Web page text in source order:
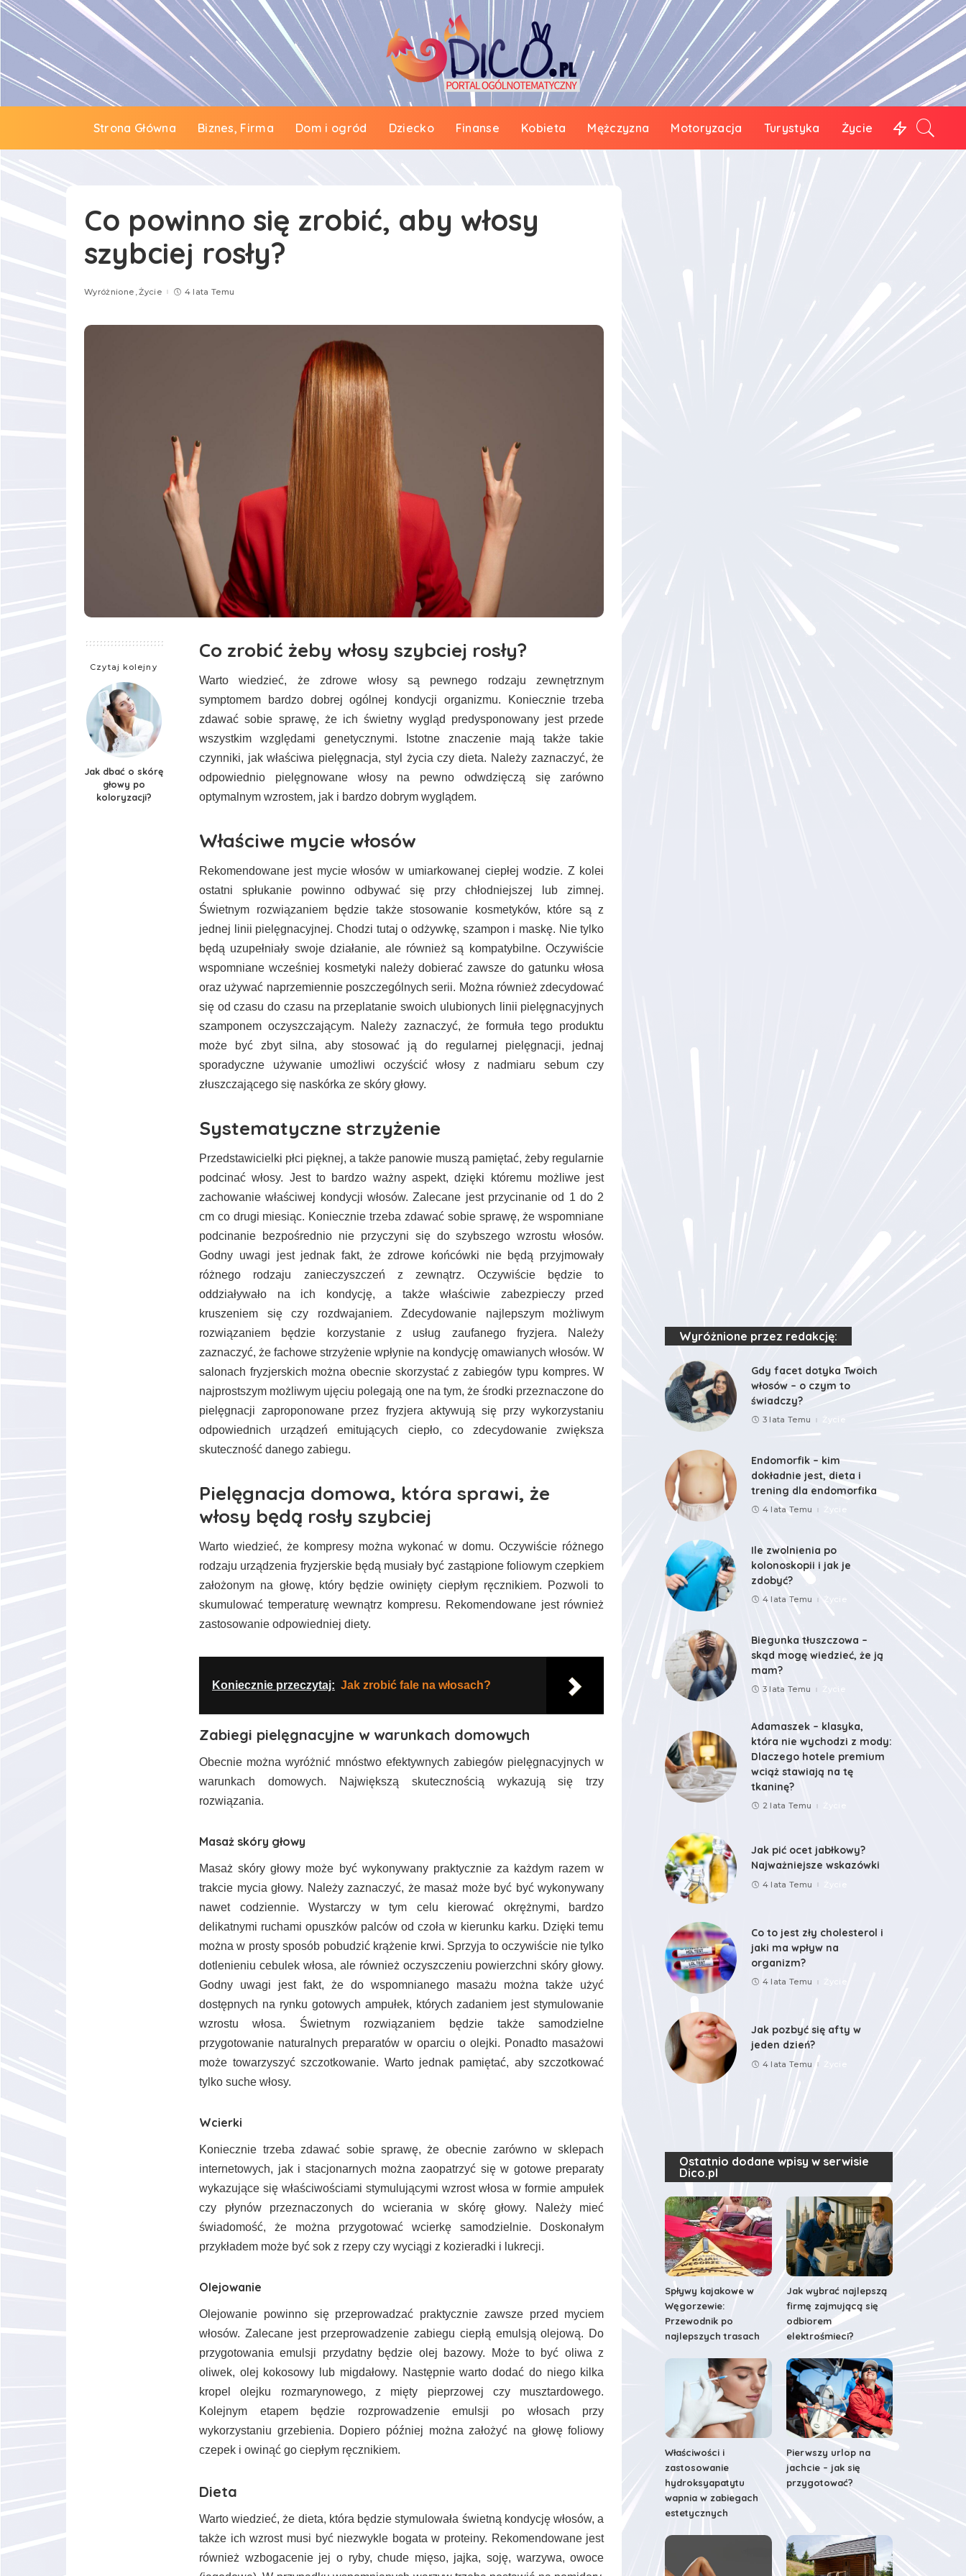
Strona Główna Biznes, Firma Dom i ogród Dziecko Finanse Kobieta Mężczyzna Motoryzacja Turystyka Życie
Co powinno się zrobić, aby włosy
szybciej rosły?
Wyróżnione Życie 4 lata Temu
Czytaj kolejny
Jak dbać o skórę
głowy po
koloryzacji?
Co zrobić żeby włosy szybciej rosły?
Warto wiedzieć, że zdrowe włosy są pewnego rodzaju zewnętrznym
symptomem bardzo dobrej ogólnej kondycji organizmu. Koniecznie trzeba
zdawać sobie sprawę, że ich świetny wygląd predysponowany jest przede
wszystkim względami genetycznymi. Istotne znaczenie mają także takie
czynniki, jak właściwa pielęgnacja, styl życia czy dieta. Należy zaznaczyć, że
odpowiednio pielęgnowane włosy na pewno odwdzięczą się zarówno
optymalnym wzrostem, jak i bardzo dobrym wyglądem.
Właściwe mycie włosów
Rekomendowane jest mycie włosów w umiarkowanej ciepłej wodzie. Z kolei
ostatni spłukanie powinno odbywać się przy chłodniejszej lub zimnej.
Świetnym rozwiązaniem będzie także stosowanie kosmetyków, które są z
jednej linii pielęgnacyjnej. Chodzi tutaj o odżywkę, szampon i maskę. Nie tylko
będą uzupełniały swoje działanie, ale również są kompatybilne. Oczywiście
wspomniane wcześniej kosmetyki należy dobierać zawsze do gatunku włosa
oraz używać naprzemiennie poszczególnych serii. Można również zdecydować
się od czasu do czasu na przeplatanie swoich ulubionych linii pielęgnacyjnych
szamponem oczyszczającym. Należy zaznaczyć, że formuła tego produktu
może być zbyt silna, aby stosować ją do regularnej pielęgnacji, jednaj
sporadyczne używanie umożliwi oczyścić włosy z nadmiaru sebum czy
złuszczającego się naskórka ze skóry głowy.
Systematyczne strzyżenie
Przedstawicielki płci pięknej, a także panowie muszą pamiętać, żeby regularnie
podcinać włosy. Jest to bardzo ważny aspekt, dzięki któremu możliwe jest
zachowanie właściwej kondycji włosów. Zalecane jest przycinanie od 1 do 2
cm co drugi miesiąc. Koniecznie trzeba zdawać sobie sprawę, że wspomniane
podcinanie bezpośrednio nie przyczyni się do szybszego wzrostu włosów.
Godny uwagi jest jednak fakt, że zdrowe końcówki nie będą przyjmowały
różnego rodzaju zanieczyszczeń z zewnątrz. Oczywiście będzie to
oddziaływało na ich kondycję, a także właściwie zabezpieczy przed
kruszeniem się czy rozdwajaniem. Zdecydowanie najlepszym możliwym
rozwiązaniem będzie korzystanie z usług zaufanego fryzjera. Należy
zaznaczyć, że fachowe strzyżenie wpłynie na kondycję omawianych włosów. W
salonach fryzjerskich można obecnie skorzystać z zabiegów typu kompres. W
najprostszym możliwym ujęciu polegają one na tym, że środki przeznaczone do
pielęgnacji zaproponowane przez fryzjera aktywują się przy wykorzystaniu
odpowiednich urządzeń emitujących ciepło, co zdecydowanie zwiększa
skuteczność danego zabiegu.
Pielęgnacja domowa, która sprawi, że
włosy będą rosły szybciej
Warto wiedzieć, że kompresy można wykonać w domu. Oczywiście różnego
rodzaju urządzenia fryzjerskie będą musiały być zastąpione foliowym czepkiem
założonym na głowę, który będzie owinięty ciepłym ręcznikiem. Pozwoli to
skumulować temperaturę wewnątrz kompresu. Rekomendowane jest również
zastosowanie odpowiedniej diety.
Koniecznie przeczytaj: Jak zrobić fale na włosach?
Zabiegi pielęgnacyjne w warunkach domowych
Obecnie można wyróżnić mnóstwo efektywnych zabiegów pielęgnacyjnych w
warunkach domowych. Największą skutecznością wykazują się trzy
rozwiązania.
Masaż skóry głowy
Masaż skóry głowy może być wykonywany praktycznie za każdym razem w
trakcie mycia głowy. Należy zaznaczyć, że masaż może być być wykonywany
nawet codziennie. Wystarczy w tym celu kierować okrężnymi, bardzo
delikatnymi ruchami opuszków palców od czoła w kierunku karku. Dzięki temu
można w prosty sposób pobudzić krążenie krwi. Sprzyja to oczywiście nie tylko
dotlenieniu cebulek włosa, ale również oczyszczeniu powierzchni skóry głowy.
Godny uwagi jest fakt, że do wspomnianego masażu można także użyć
dostępnych na rynku gotowych ampułek, których zadaniem jest stymulowanie
wzrostu włosa. Świetnym rozwiązaniem będzie także samodzielne
przygotowanie naturalnych preparatów w oparciu o olejki. Ponadto masażowi
może towarzyszyć szczotkowanie. Warto jednak pamiętać, aby szczotkować
tylko suche włosy.
Wcierki
Koniecznie trzeba zdawać sobie sprawę, że obecnie zarówno w sklepach
internetowych, jak i stacjonarnych można zaopatrzyć się w gotowe preparaty
wykazujące się właściwościami stymulującymi wzrost włosa w formie ampułek
czy płynów przeznaczonych do wcierania w skórę głowy. Należy mieć
świadomość, że można przygotować wcierkę samodzielnie. Doskonałym
przykładem może być sok z rzepy czy wyciągi z kozieradki i lukrecji.
Olejowanie
Olejowanie powinno się przeprowadzać praktycznie zawsze przed myciem
włosów. Zalecane jest przeprowadzenie zabiegu ciepłą emulsją olejową. Do
przygotowania emulsji przydatny będzie olej bazowy. Może to być oliwa z
oliwek, olej kokosowy lub migdałowy. Następnie warto dodać do niego kilka
kropel olejku rozmarynowego, z mięty pieprzowej czy musztardowego.
Kolejnym etapem będzie rozprowadzenie emulsji po włosach przy
wykorzystaniu grzebienia. Dopiero później można założyć na głowę foliowy
czepek i owinąć go ciepłym ręcznikiem.
Dieta
Warto wiedzieć, że dieta, która będzie stymulowała świetną kondycję włosów, a
także ich wzrost musi być niezwykle bogata w proteiny. Rekomendowane jest
również wzbogacenie jej o ryby, chude mięso, jajka, soję, warzywa, owoce
Wyróżnione przez redakcję:
Gdy facet dotyka Twoich
włosów – o czym to
świadczy?
3 lata Temu Życie
Endomorfik – kim
dokładnie jest, dieta i
trening dla endomorfika
4 lata Temu Życie
Ile zwolnienia po
kolonoskopii i jak je
zdobyć?
4 lata Temu
Biegunka tłuszczowa –
skąd mogę wiedzieć, że ją
mam?
3 lata Temu
Adamaszek – klasyka,
która nie wychodzi z mody:
Dlaczego hotele premium
wciąż stawiają na tę
tkaninę?
2 lata Temu
Jak pić ocet jabłkowy?
Najważniejsze wskazówki
4 lata Temu
Co to jest zły cholesterol i
jaki ma wpływ na
organizm?
4 lata Temu
Jak pozbyć się afty w
jeden dzień?
4 lata Temu
Ostatnio dodane wpisy w serwisie
Dico.pl
Spływy kajakowe w
Węgorzewie:
Przewodnik po
najlepszych trasach
Jak wybrać najlepszą
firmę zajmującą się
odbiorem
elektrośmieci?
Właściwości i
zastosowanie
hydroksyapatytu
wapnia w zabiegach
estetycznych
Pierwszy urlop na
jachcie – jak się
przygotować?